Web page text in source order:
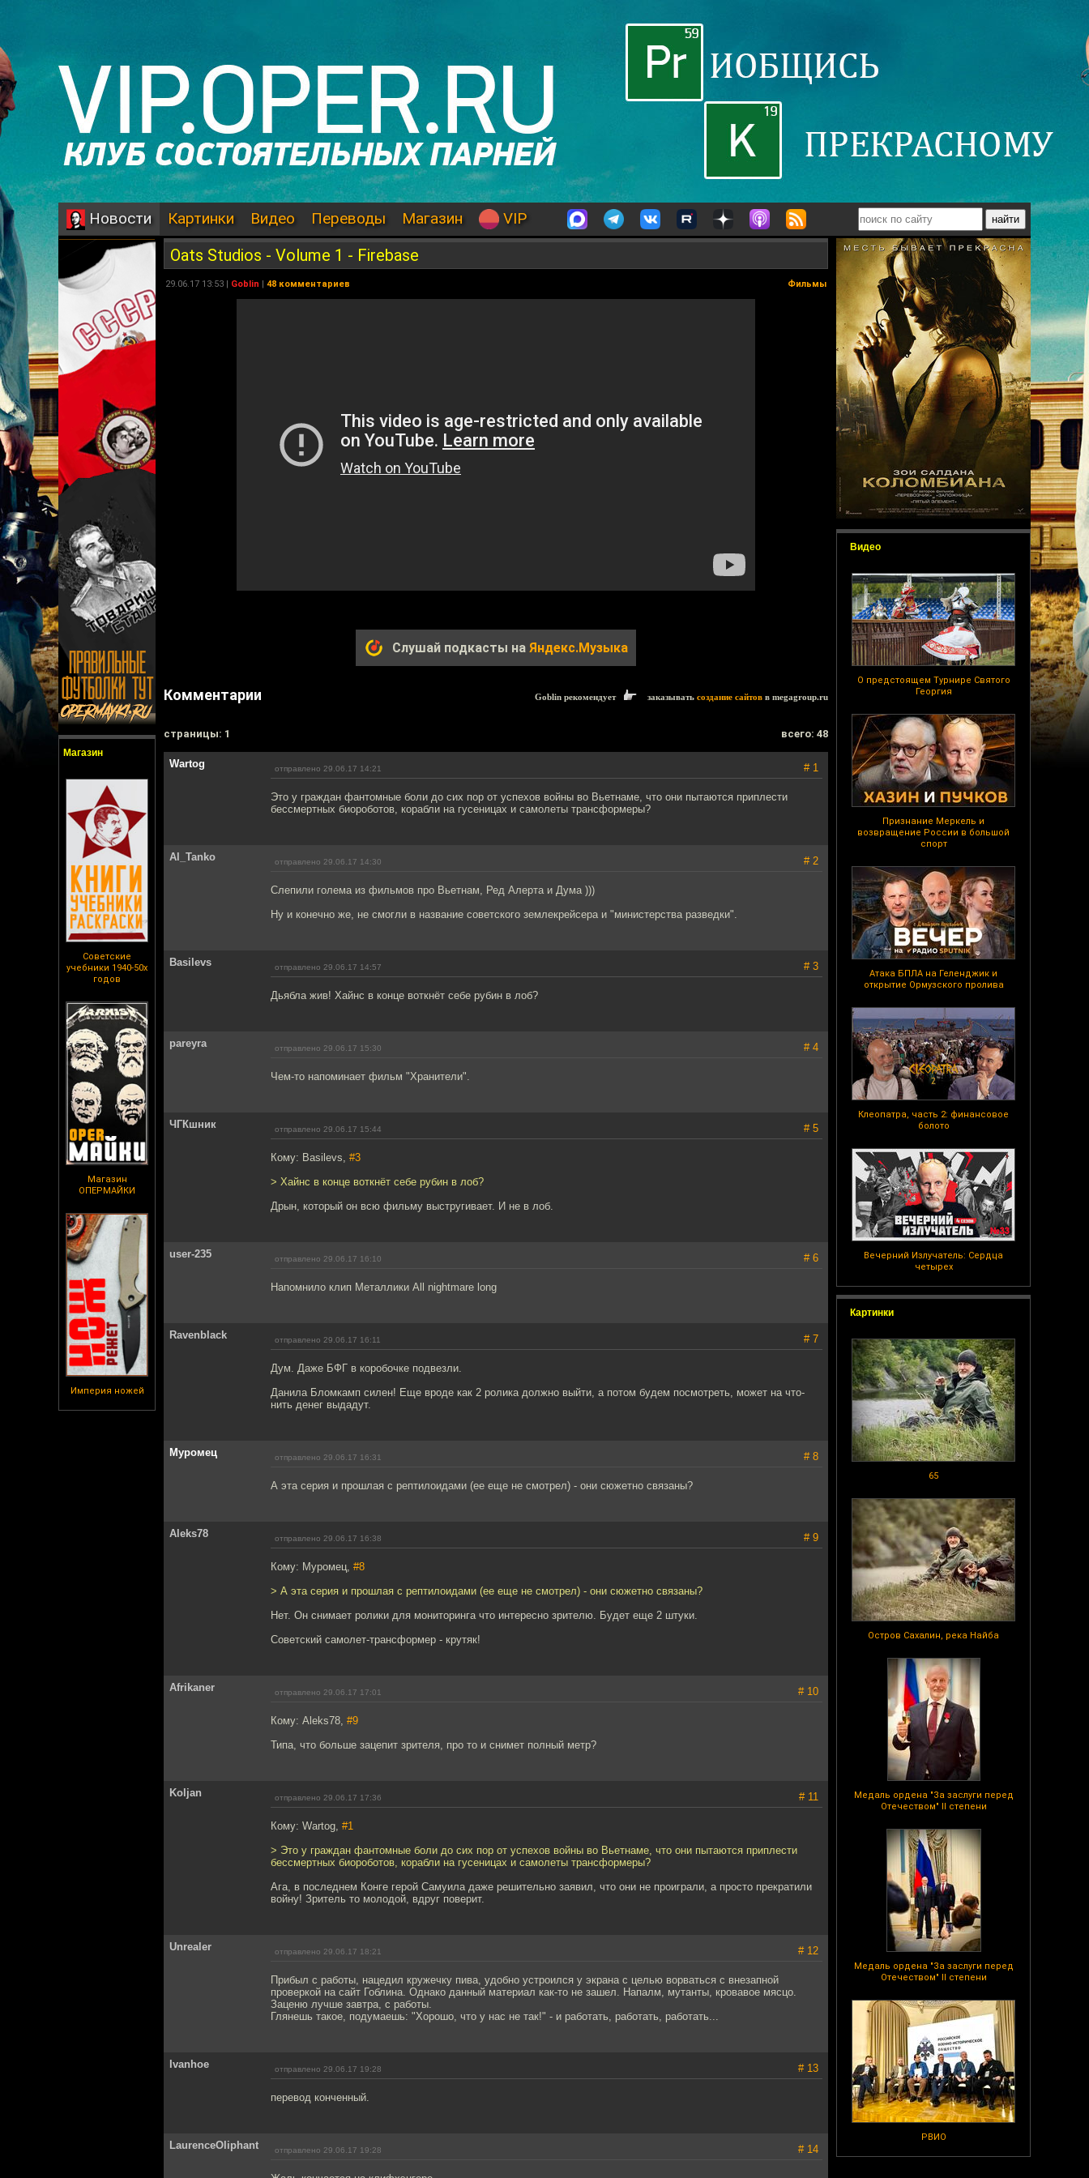
Новости Картинки Видео Переводы Магазин VIP
Магазин
Советские
учебники 1940-50х
годов
Магазин
ОПЕРМАЙКИ
Империя ножей
Видео
О предстоящем Турнире Святого
Георгия
Признание Меркель и
возвращение России в большой
спорт
Атака БПЛА на Геленджик и
открытие Ормузского пролива
Клеопатра, часть 2: финансовое
болото
Вечерний Излучатель: Сердца
четырех
Картинки
65
Остров Сахалин, река Найба
Медаль ордена "За заслуги перед
Отечеством" II степени
Медаль ордена "За заслуги перед
Отечеством" II степени
РВИО
Oats Studios - Volume 1 - Firebase
29.06.17 13:53 | Goblin | 48 комментариев Фильмы
Слушай подкасты на Яндекс.Музыка
Комментарии Goblin рекомендует заказывать создание сайтов в megagroup.ru
cтраницы: 1 всего: 48
Wartog отправлено 29.06.17 14:21 # 1
Это у граждан фантомные боли до сих пор от успехов войны во Вьетнаме, что они пытаются приплести
бессмертных биороботов, корабли на гусеницах и самолеты трансформеры?
Al_Tanko отправлено 29.06.17 14:30 # 2
Слепили голема из фильмов про Вьетнам, Ред Алерта и Дума )))
Ну и конечно же, не смогли в название советского землекрейсера и "министерства разведки".
Basilevs отправлено 29.06.17 14:57 # 3
Дьябла жив! Хайнс в конце воткнёт себе рубин в лоб?
pareyra отправлено 29.06.17 15:30 # 4
Чем-то напоминает фильм "Хранители".
ЧГКшник отправлено 29.06.17 15:44 # 5
Кому: Basilevs, #3
> Хайнс в конце воткнёт себе рубин в лоб?
Дрын, который он всю фильму выстругивает. И не в лоб.
user-235 отправлено 29.06.17 16:10 # 6
Напомнило клип Металлики All nightmare long
Ravenblack отправлено 29.06.17 16:11 # 7
Дум. Даже БФГ в коробочке подвезли.
Данила Бломкамп силен! Еще вроде как 2 ролика должно выйти, а потом будем посмотреть, может на что-
нить денег выдадут.
Муромец отправлено 29.06.17 16:31 # 8
А эта серия и прошлая с рептилоидами (ее еще не смотрел) - они сюжетно связаны?
Aleks78 отправлено 29.06.17 16:38 # 9
Кому: Муромец, #8
> А эта серия и прошлая с рептилоидами (ее еще не смотрел) - они сюжетно связаны?
Нет. Он снимает ролики для мониторинга что интересно зрителю. Будет еще 2 штуки.
Советский самолет-трансформер - крутяк!
Afrikaner отправлено 29.06.17 17:01 # 10
Кому: Aleks78, #9
Типа, что больше зацепит зрителя, про то и снимет полный метр?
Koljan отправлено 29.06.17 17:36 # 11
Кому: Wartog, #1
> Это у граждан фантомные боли до сих пор от успехов войны во Вьетнаме, что они пытаются приплести
бессмертных биороботов, корабли на гусеницах и самолеты трансформеры?
Ага, в последнем Конге герой Самуила даже решительно заявил, что они не проиграли, а просто прекратили
войну! Зритель то молодой, вдруг поверит.
Unrealer отправлено 29.06.17 18:21 # 12
Прибыл с работы, нацедил кружечку пива, удобно устроился у экрана с целью ворваться с внезапной
проверкой на сайт Гоблина. Однако данный материал как-то не зашел. Напалм, мутанты, кровавое мясцо.
Заценю лучше завтра, с работы.
Глянешь такое, подумаешь: "Хорошо, что у нас не так!" - и работать, работать, работать...
Ivanhoe отправлено 29.06.17 19:28 # 13
перевод конченный.
LaurenceOliphant отправлено 29.06.17 19:28 # 14